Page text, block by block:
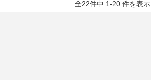
全22件中 1-20 件を表示